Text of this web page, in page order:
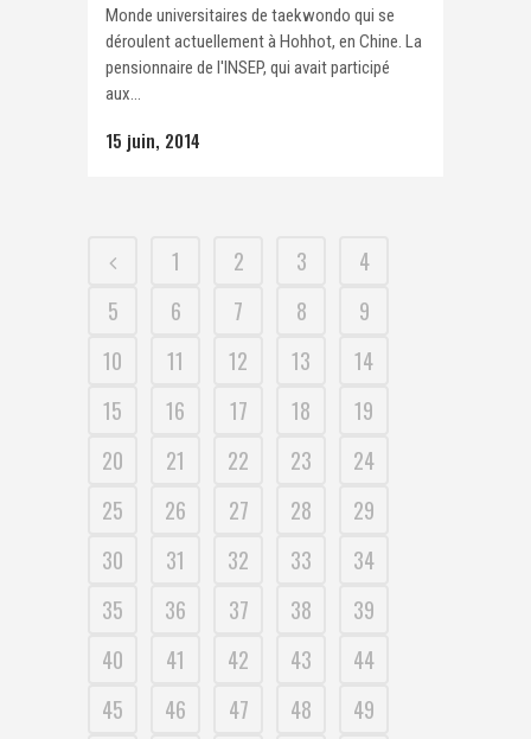
Monde universitaires de taekwondo qui se
déroulent actuellement à Hohhot, en Chine. La
pensionnaire de l'INSEP, qui avait participé
aux...
15 juin, 2014
1 2 3
4
5
6 7 8
9
10
11 12 13
14
15
16 17 18
19
20
21 22 23
24
25
26 27 28
29
30
31 32 33
34
35
36 37 38
39
40
41 42 43
44
45
46 47 48
49